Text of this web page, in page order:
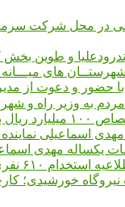
و طوین
های میـــانه
با حضور و دعوت از
مردم به وزیر راه و
بروزرسانی و تجهیز مرکز فنی وحرفه ای میانه
اسماعیلی
یکساله مهدی
استخدام ۶۱۰ نفری در طرح فولادسازی مجتمع فولاد میانه منتشر شد
خورشیدی؛